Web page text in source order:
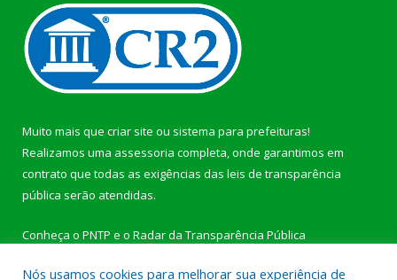
Muito mais que criar site ou sistema para prefeituras!
Realizamos uma assessoria completa, onde garantimos em
contrato que todas as exigências das leis de transparência
pública serão atendidas.
Conheça o PNTP e o Radar da Transparência Pública
Nós usamos cookies para melhorar sua experiência de